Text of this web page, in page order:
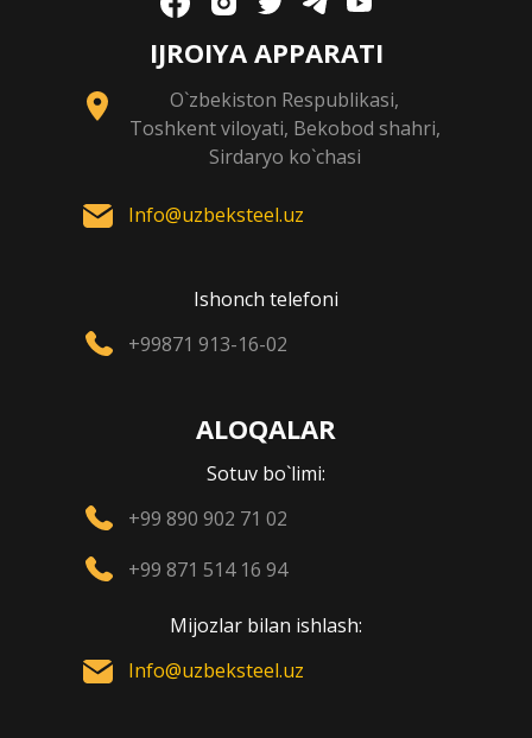
IJROIYA APPARATI
O`zbekiston Respublikasi,
Toshkent viloyati, Bekobod shahri,
Sirdaryo ko`chasi
Info@uzbeksteel.uz
Ishonch telefoni
+99871 913-16-02
ALOQALAR
Sotuv bo`limi:
+99 890 902 71 02
+99 871 514 16 94
Mijozlar bilan ishlash:
Info@uzbeksteel.uz